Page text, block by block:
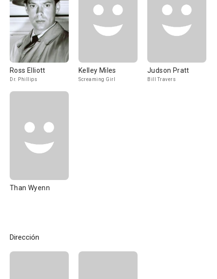
Ross Elliott
Dr. Phillips
Kelley Miles
Screaming Girl
Judson Pratt
Bill Travers
Than Wyenn
Dirección